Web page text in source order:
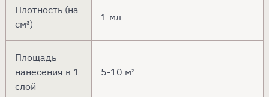
Плотность (на
см³)
1 мл
Площадь
нанесения в 1
слой
5-10 м²